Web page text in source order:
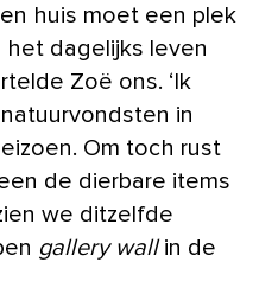
huis moet een plek
het dagelijks leven
Zoë ons. ‘Ik
in
Om toch rust
de dierbare items
we ditzelfde
gallery wallin de